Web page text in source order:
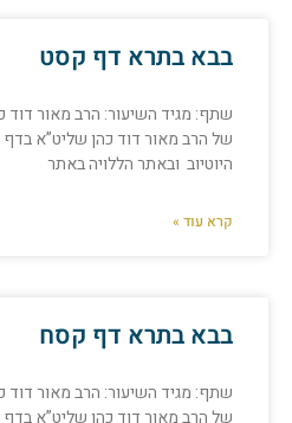
בבא בתרא דף קסט
שתף: מגיד השיעור: הרב מאור דוד
של הרב מאור דוד כהן שליט”א בדף
היוטיוב ובאתר הללויה באתר
קרא עוד »
בבא בתרא דף קסח
שתף: מגיד השיעור: הרב מאור דוד
של הרב מאור דוד כהן שליט”א בדף